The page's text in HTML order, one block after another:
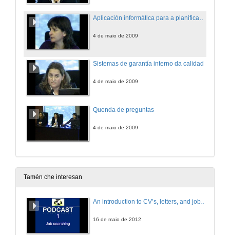
4 de maio de 2009
Sistemas de garantía interno da calidade
4 de maio de 2009
Quenda de preguntas
4 de maio de 2009
Tamén che interesan
An introduction to CV’s, letters, and job searching
16 de maio de 2012